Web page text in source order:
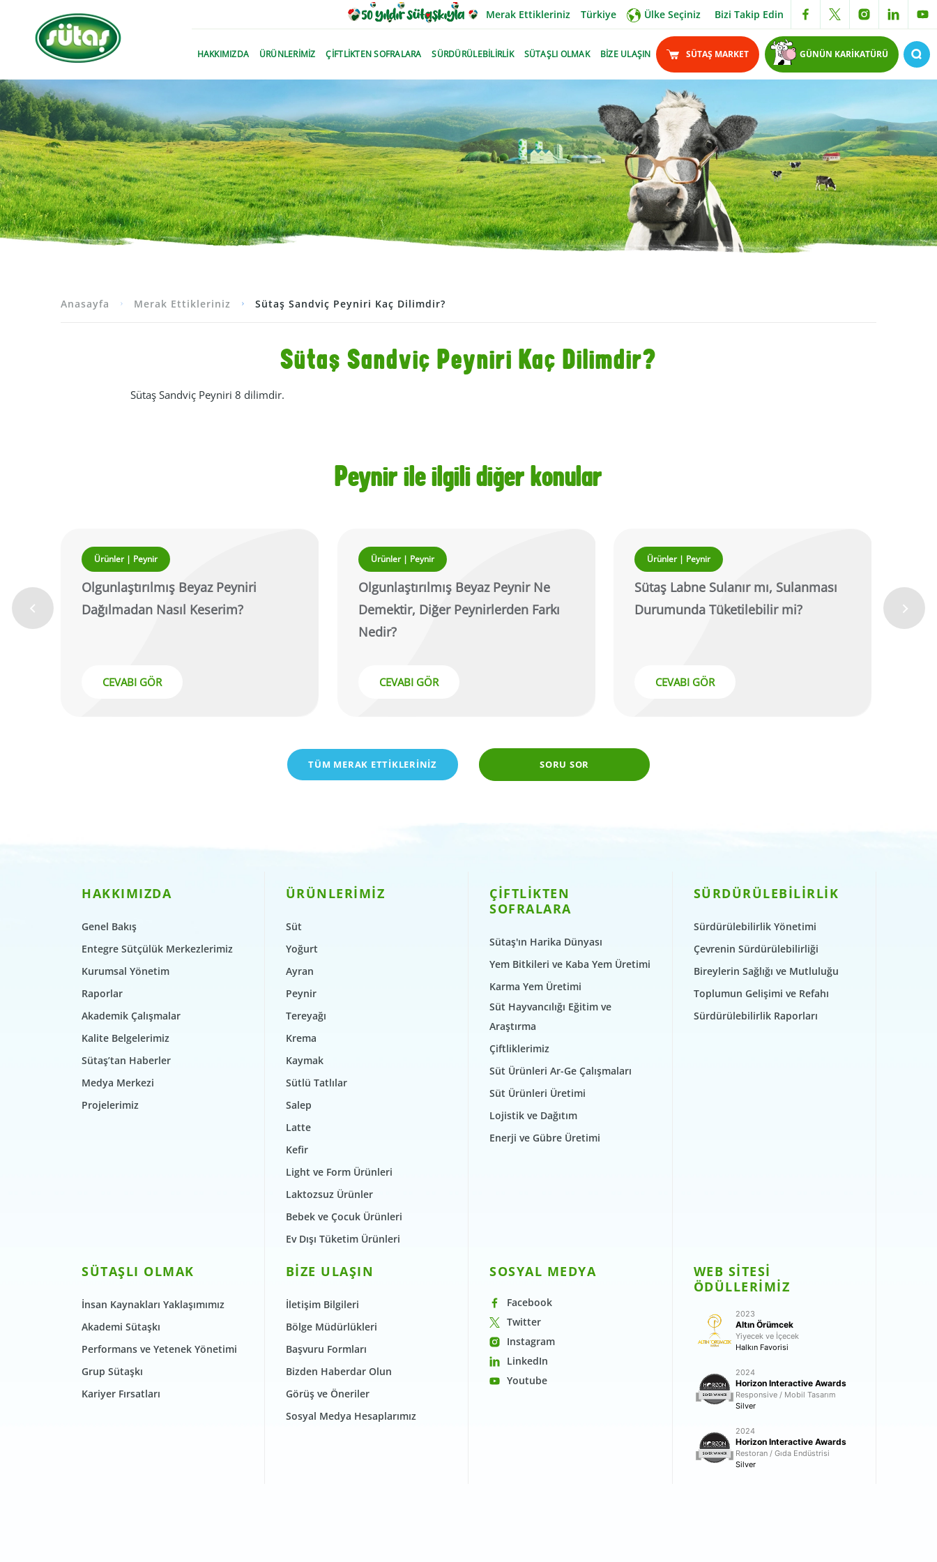
Merak Ettikleriniz Türkiye Ülke Seçiniz Bizi Takip Edin
HAKKIMIZDA ÜRÜNLERİMİZ ÇİFTLİKTEN SOFRALARA SÜRDÜRÜLEBİLİRLİK SÜTAŞLI OLMAK BİZE ULAŞIN SÜTAŞ MARKET GÜNÜN KARİKATÜRÜ
Anasayfa Merak Ettikleriniz Sütaş Sandviç Peyniri Kaç Dilimdir?
Sütaş Sandviç Peyniri Kaç Dilimdir?
Sütaş Sandviç Peyniri 8 dilimdir.
Peynir ile ilgili diğer konular
Ürünler | Peynir
Olgunlaştırılmış Beyaz Peyniri
Dağılmadan Nasıl Keserim?
CEVABI GÖR
Ürünler | Peynir
Olgunlaştırılmış Beyaz Peynir Ne
Demektir, Diğer Peynirlerden Farkı
Nedir?
CEVABI GÖR
Ürünler | Peynir
Sütaş Labne Sulanır mı, Sulanması
Durumunda Tüketilebilir mi?
CEVABI GÖR
TÜM MERAK ETTİKLERİNİZ SORU SOR
HAKKIMIZDA
Genel Bakış
Entegre Sütçülük Merkezlerimiz
Kurumsal Yönetim
Raporlar
Akademik Çalışmalar
Kalite Belgelerimiz
Sütaş’tan Haberler
Medya Merkezi
Projelerimiz
ÜRÜNLERİMİZ
Süt
Yoğurt
Ayran
Peynir
Tereyağı
Krema
Kaymak
Sütlü Tatlılar
Salep
Latte
Kefir
Light ve Form Ürünleri
Laktozsuz Ürünler
Bebek ve Çocuk Ürünleri
Ev Dışı Tüketim Ürünleri
ÇİFTLİKTEN
SOFRALARA
Sütaş'ın Harika Dünyası
Yem Bitkileri ve Kaba Yem Üretimi
Karma Yem Üretimi
Süt Hayvancılığı Eğitim ve
Araştırma
Çiftliklerimiz
Süt Ürünleri Ar-Ge Çalışmaları
Süt Ürünleri Üretimi
Lojistik ve Dağıtım
Enerji ve Gübre Üretimi
SÜRDÜRÜLEBİLİRLİK
Sürdürülebilirlik Yönetimi
Çevrenin Sürdürülebilirliği
Bireylerin Sağlığı ve Mutluluğu
Toplumun Gelişimi ve Refahı
Sürdürülebilirlik Raporları
SÜTAŞLI OLMAK
İnsan Kaynakları Yaklaşımımız
Akademi Sütaşkı
Performans ve Yetenek Yönetimi
Grup Sütaşkı
Kariyer Fırsatları
BİZE ULAŞIN
İletişim Bilgileri
Bölge Müdürlükleri
Başvuru Formları
Bizden Haberdar Olun
Görüş ve Öneriler
Sosyal Medya Hesaplarımız
SOSYAL MEDYA
Facebook
Twitter
Instagram
LinkedIn
Youtube
WEB SİTESİ
ÖDÜLLERİMİZ
2023
Altın Örümcek
Yiyecek ve İçecek
Halkın Favorisi
2024
Horizon Interactive Awards
Responsive / Mobil Tasarım
Silver
2024
Horizon Interactive Awards
Restoran / Gıda Endüstrisi
Silver